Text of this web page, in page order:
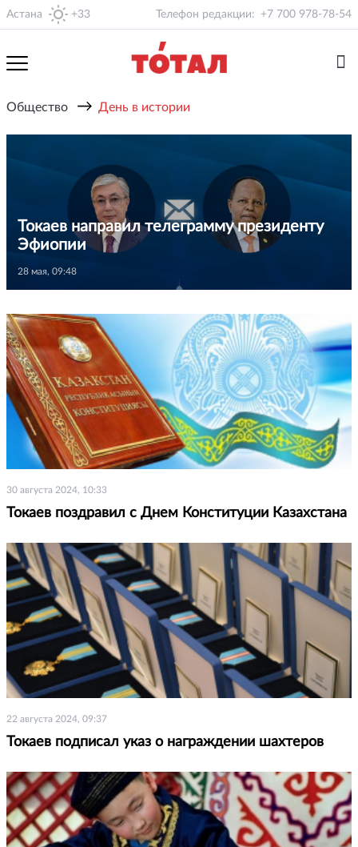
Астана +33 Телефон редакции: +7 700 978-78-54
Общество → День в истории
Токаев направил телеграмму президенту
Эфиопии
28 мая, 09:48
30 августа 2024, 10:33
Токаев поздравил с Днем Конституции Казахстана
22 августа 2024, 09:37
Токаев подписал указ о награждении шахтеров